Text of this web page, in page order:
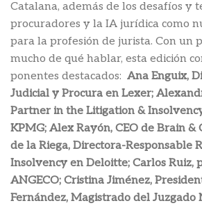
Catalana, además de los desafíos y
procuradores y la IA jurídica como
para la profesión de jurista. Con un
mucho de qué hablar, esta edición
ponentes destacados: Ana Enguix,
Judicial y Procura en Lexer;
Partner in the Litigation &
KPMG; Alex Rayón, CEO de Brain &
de la Riega, Directora-Responsable
Insolvency en Deloitte; Carlos Ruiz,
ANGECO; Cristina Jiménez,
Fernández, Magistrado del Juzgado